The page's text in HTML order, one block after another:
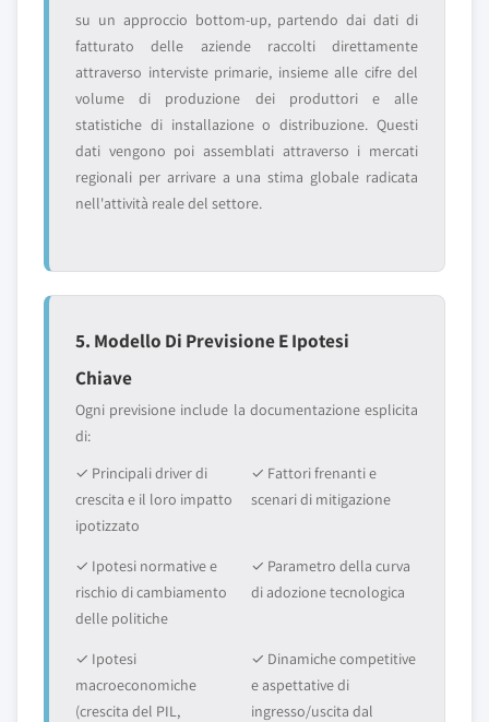
su un approccio bottom-up, partendo dai dati di
fatturato delle aziende raccolti direttamente
attraverso interviste primarie, insieme alle cifre del
volume di produzione dei produttori e alle
statistiche di installazione o distribuzione. Questi
dati vengono poi assemblati attraverso i mercati
regionali per arrivare a una stima globale radicata
nell'attività reale del settore.
5. Modello Di Previsione E Ipotesi
Chiave
Ogni previsione include la documentazione esplicita
di:
✓ Principali driver di
crescita e il loro impatto
ipotizzato
✓ Fattori frenanti e
scenari di mitigazione
✓ Ipotesi normative e
rischio di cambiamento
delle politiche
✓ Parametro della curva
di adozione tecnologica
✓ Ipotesi
macroeconomiche
(crescita del PIL,
✓ Dinamiche competitive
e aspettative di
ingresso/uscita dal